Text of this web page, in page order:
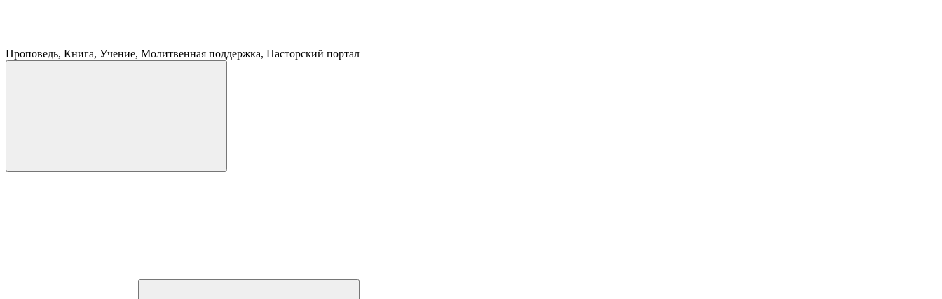
Проповедь, Книга, Учение, Молитвенная поддержка, Пасторский портал